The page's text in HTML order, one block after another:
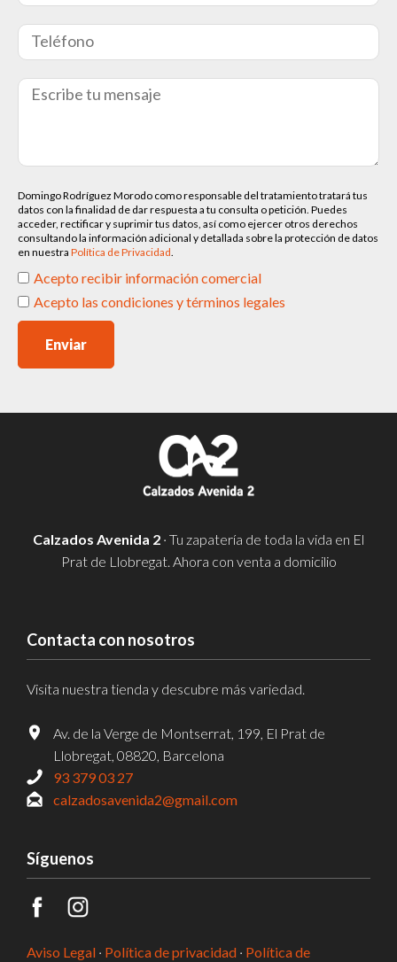
Domingo Rodríguez Morodo como responsable del tratamiento tratará tus
datos con la finalidad de dar respuesta a tu consulta o petición. Puedes
acceder, rectificar y suprimir tus datos, así como ejercer otros derechos
consultando la información adicional y detallada sobre la protección de datos
en nuestra Política de Privacidad
Acepto recibir información comercial
Acepto las condiciones y términos legales
Enviar
Calzados Avenida 2 · Tu zapatería de toda la vida en El
Prat de Llobregat. Ahora con venta a domicilio
Contacta con nosotros
Visita nuestra tienda y descubre más variedad.
Av. de la Verge de Montserrat, 199, El Prat de
Llobregat, 08820, Barcelona
93 379 03 27
calzadosavenida2@gmail.com
Síguenos
Aviso Legal · Política de privacidad · Política de